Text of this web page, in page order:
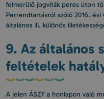
felmerülő jogviták peres úton
Perrendtartásról szóló 2016.
általános ill. különös
9. Az általános
feltételek
A jelen ÁSZF a honlapon való